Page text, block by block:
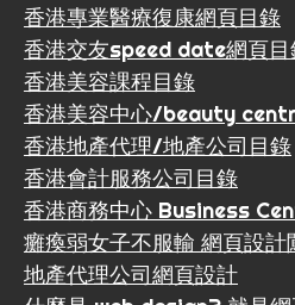
香港專業醫療復康網頁目錄
香港交友speed date網頁目
香港美容課程目錄
香港美容中心/beauty
香港地產代理/地產公司目錄
香港會計服務公司目錄
香港商務中心 Business
癱瘓弱女子不服輸 網頁設計
地產代理公司網頁設計